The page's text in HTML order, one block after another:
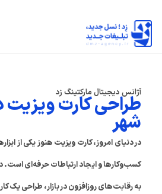
آژانس دیجیتال مارکتینگ زد
طراحی کارت ویزیت
شهر
در دنیای امروز، کارت ویزیت هنوز یکی از
کسب‌وکارها و ایجاد ارتباطات حرفه‌ای است.
به رقابت‌های روزافزون در بازار، طراحی یک